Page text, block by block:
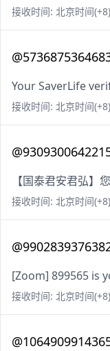
接收时间: 北京时间
Your SaverLife
接收时间: 北京时间
【国泰君安君弘】
接收时间: 北京时间
[Zoom] 899565 is
接收时间: 北京时间